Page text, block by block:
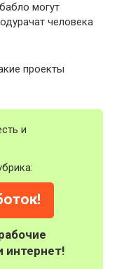
могут
человека
проекты
и
интернет!